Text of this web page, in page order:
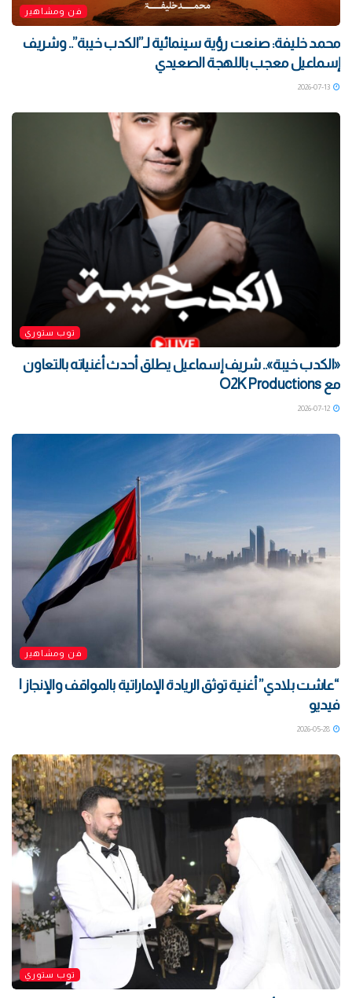
فن ومشاهير
محمد خليفة: صنعت رؤية سينمائية لـ”الكدب خيبة”.. وشريف
إسماعيل معجب باللهجة الصعيدي
توب ستوري
«الكدب خيبة».. شريف إسماعيل يطلق أحدث أغنياته بالتعاون
مع O2K Productions
فن ومشاهير
“عاشت بلادي” أغنية توثق الريادة الإماراتية بالمواقف والإنجاز |
فيديو
توب ستوري